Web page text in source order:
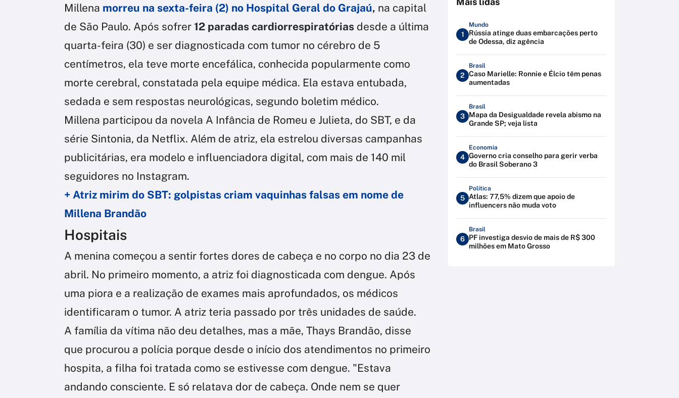
Millena morreu na sexta-feira (2) no Hospital Geral do Grajaú, na capital
de São Paulo. Após sofrer 12 paradas cardiorrespiratórias desde a última
quarta-feira (30) e ser diagnosticada com tumor no cérebro de 5
centímetros, ela teve morte encefálica, conhecida popularmente como
morte cerebral, constatada pela equipe médica. Ela estava entubada,
sedada e sem respostas neurológicas, segundo boletim médico.
Millena participou da novela A Infância de Romeu e Julieta, do SBT, e da
série Sintonia, da Netflix. Além de atriz, ela estrelou diversas campanhas
publicitárias, era modelo e influenciadora digital, com mais de 140 mil
seguidores no Instagram.
+ Atriz mirim do SBT: golpistas criam vaquinhas falsas em nome de
Millena Brandão
Hospitais
A menina começou a sentir fortes dores de cabeça e no corpo no dia 23 de
abril. No primeiro momento, a atriz foi diagnosticada com dengue. Após
uma piora e a realização de exames mais aprofundados, os médicos
identificaram o tumor. A atriz teria passado por três unidades de saúde.
A família da vítima não deu detalhes, mas a mãe, Thays Brandão, disse
que procurou a polícia porque desde o início dos atendimentos no primeiro
hospita, a filha foi tratada como se estivesse com dengue. "Estava
andando consciente. E só relatava dor de cabeça. Onde nem se quer
1
Mundo
Rússia atinge duas embarcações perto
de Odessa, diz agência
2
Brasil
Caso Marielle: Ronnie e Élcio têm penas
aumentadas
3
Brasil
Mapa da Desigualdade revela abismo na
Grande SP; veja lista
4
Economia
Governo cria conselho para gerir verba
do Brasil Soberano 3
5
Política
Atlas: 77,5% dizem que apoio de
influencers não muda voto
6
Brasil
PF investiga desvio de mais de R$ 300
milhões em Mato Grosso